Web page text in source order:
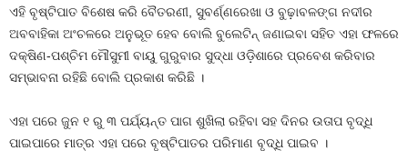
ଏହି ବୃଷ୍ଟିପାତ ବିଶେଷ କରି ବୈତରଣୀ, ସୁବର୍ଣ୍ଣରେଖା ଓ ବୁଢ଼ାବଳଙ୍ଗ ନଦୀର
ଅବବାହିକା ଅଂଚଳରେ ଅନୁଭୂତ ହେବ ବୋଲି ବୁଲେଟିନ୍ ଜଣାଇବା ସହିତ ଏହା ଫଳରେ
ଦକ୍ଷିଣ-ପଶ୍ଚିମ ମୌସୁମୀ ବାୟୁ ଗୁରୁବାର ସୁଦ୍ଧା ଓଡ଼ିଶାରେ ପ୍ରବେଶ କରିବାର
ସମ୍ଭାବନା ରହିଛି ବୋଲି ପ୍ରକାଶ କରିଛି ।
ଏହା ପରେ ଜୁନ ୧ ରୁ ୩ ପର୍ଯ୍ୟନ୍ତ ପାଗ ଶୁଖିଲା ରହିବା ସହ ଦିନର ଉତାପ ବୃଦ୍ଧି
ପାଇପାରେ ମାତ୍ର ଏହା ପରେ ବୃଷ୍ଟିପାତର ପରିମାଣ ବୃଦ୍ଧି ପାଇବ ।